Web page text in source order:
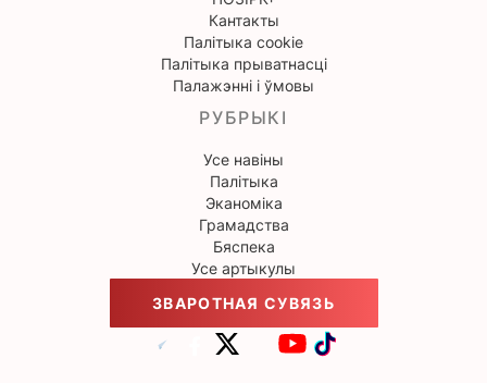
Кантакты
Палітыка cookie
Палітыка прыватнасці
Палажэнні і ўмовы
РУБРЫКІ
Усе навіны
Палітыка
Эканоміка
Грамадства
Бяспека
Усе артыкулы
ЗВАРОТНАЯ СУВЯЗЬ